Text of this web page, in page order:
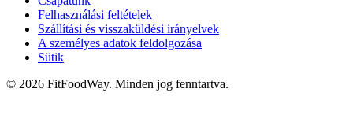
Felhasználási feltételek
Szállítási és visszaküldési irányelvek
A személyes adatok feldolgozása
Sütik
© 2026 FitFoodWay. Minden jog fenntartva.